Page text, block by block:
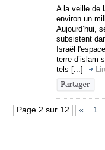
A la veille de
environ un
Aujourd’hui,
subsistent
Israël
terre d’islam
tels [...]
Page 2 sur 12 « 1